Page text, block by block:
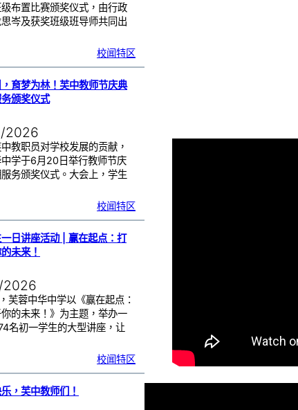
布置比赛颁奖仪式，由行政
岑及获奖班级班导师共同出
置比
校闻特区
育梦为林！芙中教师节庆典
颁奖仪式
2026
教职员对学校发展的贡献，
学于6月20日举行教师节庆
务颁奖仪式。大会上，学生
典
暨
服
务
仪
校闻特区
日讲座活动 | 赢在起点：打
未来！
2026
芙蓉中华中学以《赢在起点：
的未来！》为主题，举办一
名初一学生的大型讲座，让
校闻特区
，芙中教师们！